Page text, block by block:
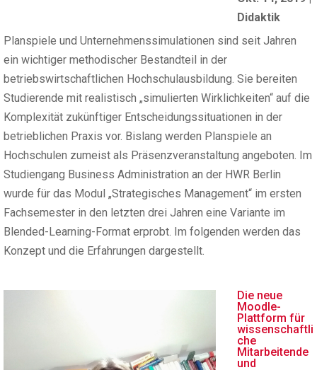
Didaktik
Planspiele und Unternehmenssimulationen sind seit Jahren
ein wichtiger methodischer Bestandteil in der
betriebswirtschaftlichen Hochschulausbildung. Sie bereiten
Studierende mit realistisch „simulierten Wirklichkeiten“ auf die
Komplexität zukünftiger Entscheidungssituationen in der
betrieblichen Praxis vor. Bislang werden Planspiele an
Hochschulen zumeist als Präsenzveranstaltung angeboten. Im
Studiengang Business Administration an der HWR Berlin
wurde für das Modul „Strategisches Management“ im ersten
Fachsemester in den letzten drei Jahren eine Variante im
Blended-Learning-Format erprobt. Im folgenden werden das
Konzept und die Erfahrungen dargestellt.
Die neue
Moodle-
Plattform für
wissenschaftli
che
Mitarbeitende
und